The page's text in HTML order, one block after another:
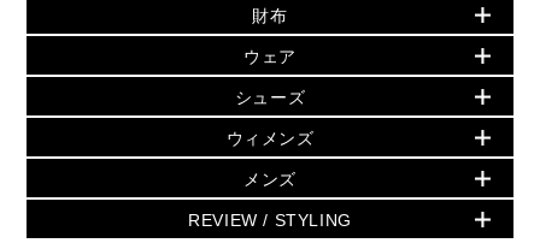
小物
シューズ・靴
ウェア
アクセサリー
時計
▶ メンズ
バッグ
追加アイテム
▶ ウィメンズすべて(ウェア・シューズ除く)
バッグ
財布・小物
ウェア
シューズ
時計・ジュエリー
▶ すべて
▶ ウィメンズすべて
財布・小物
アクセサリー
フレグランス
シューズ
人気の定番アイテム
日本限定 - バッグ
▶ ウィメンズすべて
トートバッグ
ショルダーバッグ
クロスボディ・斜め掛け
財布
日本限定 - 財布・小物
▶ ウィメンズすべて
GREENWICH
折り財布(二つ折り・三つ折り)
長財布
ウェア
▶ ウィメンズすべて
トップス
スカート・パンツ
ジャケット・アウター
シューズ
▶ ウィメンズすべて
サンダル
スニーカー
ウィメンズ
人気の定番アイテム
▶ ウィメンズすべて
メンズ
▶ メンズすべて
REVIEW / STYLING